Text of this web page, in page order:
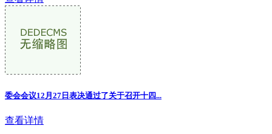
委会会议12月27日表决通过了关于召开十四...
查看详情